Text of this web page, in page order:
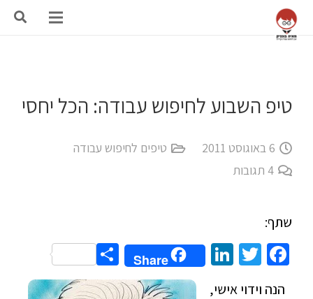
טיפ השבוע לחיפוש עבודה: הכל יחסי
6 באוגוסט 2011
טיפים לחיפוש עבודה
4 תגובות
שתף:
Facebook
Twitter
LinkedIn
Share
Share
הנה וידוי אישי,